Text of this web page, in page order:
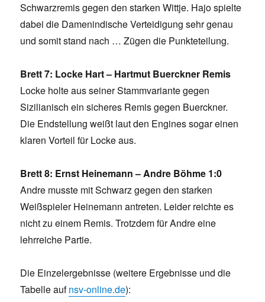
Schwarzremis gegen den starken Wittje. Hajo spielte
dabei die Damenindische Verteidigung sehr genau
und somit stand nach … Zügen die Punkteteilung.
Brett 7: Locke Hart – Hartmut Buerckner Remis
Locke holte aus seiner Stammvariante gegen
Sizilianisch ein sicheres Remis gegen Buerckner.
Die Endstellung weißt laut den Engines sogar einen
klaren Vorteil für Locke aus.
Brett 8: Ernst Heinemann – Andre Böhme 1:0
Andre musste mit Schwarz gegen den starken
Weißspieler Heinemann antreten. Leider reichte es
nicht zu einem Remis. Trotzdem für Andre eine
lehrreiche Partie.
Die Einzelergebnisse (weitere Ergebnisse und die
Tabelle aufnsv-online.de):